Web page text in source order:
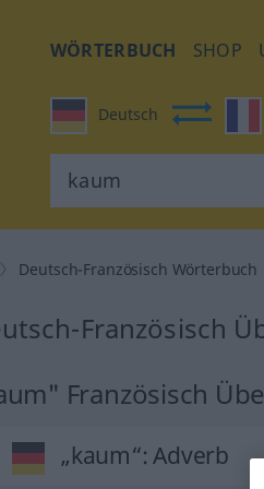
WÖRTERBUCH SHOP
Deutsch
Deutsch-Französisch Wörterbuch
Französisch
Französisch
„kaum“: Adverb